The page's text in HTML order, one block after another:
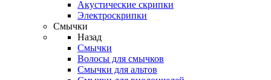
Акустические скрипки
Электроскрипки
Смычки
Назад
Смычки
Волосы для смычков
Смычки для альтов